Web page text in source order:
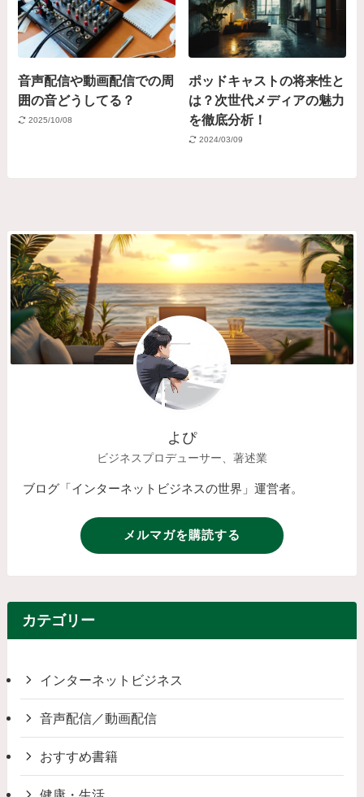
音声配信や動画配信での周
囲の音どうしてる？
2025/10/08
ポッドキャストの将来性と
は？次世代メディアの魅力
を徹底分析！
2024/03/09
よぴ
ビジネスプロデューサー、著述業
ブログ「インターネットビジネスの世界」運営者。
メルマガを購読する
カテゴリー
インターネットビジネス
音声配信／動画配信
おすすめ書籍